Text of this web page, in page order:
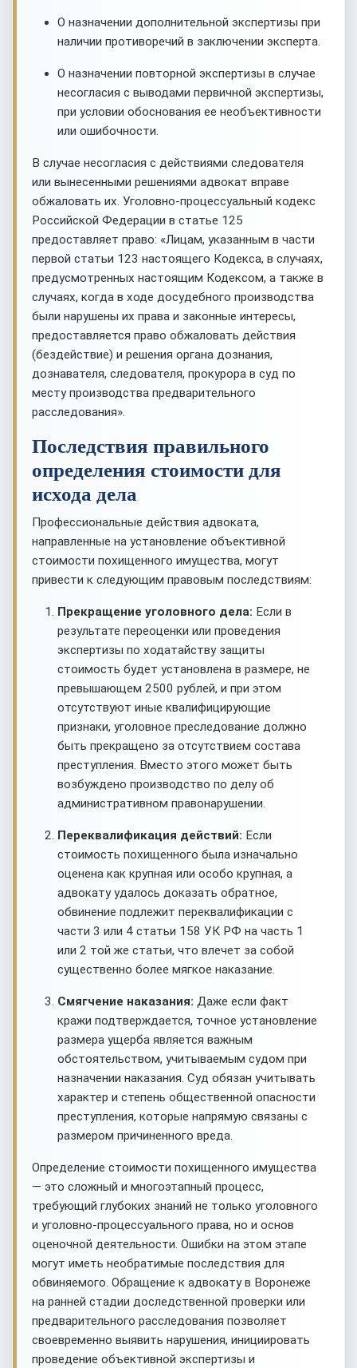
О назначении дополнительной экспертизы при
наличии противоречий в заключении эксперта.
О назначении повторной экспертизы в случае
несогласия с выводами первичной экспертизы,
при условии обоснования ее необъективности
или ошибочности.
В случае несогласия с действиями следователя
или вынесенными решениями адвокат вправе
обжаловать их. Уголовно-процессуальный кодекс
Российской Федерации в статье 125
предоставляет право: «Лицам, указанным в части
первой статьи 123 настоящего Кодекса, в случаях,
предусмотренных настоящим Кодексом, а также в
случаях, когда в ходе досудебного производства
были нарушены их права и законные интересы,
предоставляется право обжаловать действия
(бездействие) и решения органа дознания,
дознавателя, следователя, прокурора в суд по
месту производства предварительного
расследования».
Последствия правильного
определения стоимости для
исхода дела
Профессиональные действия адвоката,
направленные на установление объективной
стоимости похищенного имущества, могут
привести к следующим правовым последствиям:
Прекращение уголовного дела: Если в
результате переоценки или проведения
экспертизы по ходатайству защиты
стоимость будет установлена в размере, не
превышающем 2500 рублей, и при этом
отсутствуют иные квалифицирующие
признаки, уголовное преследование должно
быть прекращено за отсутствием состава
преступления. Вместо этого может быть
возбуждено производство по делу об
административном правонарушении.
Переквалификация действий: Если
стоимость похищенного была изначально
оценена как крупная или особо крупная, а
адвокату удалось доказать обратное,
обвинение подлежит переквалификации с
части 3 или 4 статьи 158 УК РФ на часть 1
или 2 той же статьи, что влечет за собой
существенно более мягкое наказание.
Смягчение наказания: Даже если факт
кражи подтверждается, точное установление
размера ущерба является важным
обстоятельством, учитываемым судом при
назначении наказания. Суд обязан учитывать
характер и степень общественной опасности
преступления, которые напрямую связаны с
размером причиненного вреда.
Определение стоимости похищенного имущества
— это сложный и многоэтапный процесс,
требующий глубоких знаний не только уголовного
и уголовно-процессуального права, но и основ
оценочной деятельности. Ошибки на этом этапе
могут иметь необратимые последствия для
обвиняемого. Обращение к адвокату в Воронеже
на ранней стадии доследственной проверки или
предварительного расследования позволяет
своевременно выявить нарушения, инициировать
проведение объективной экспертизы и